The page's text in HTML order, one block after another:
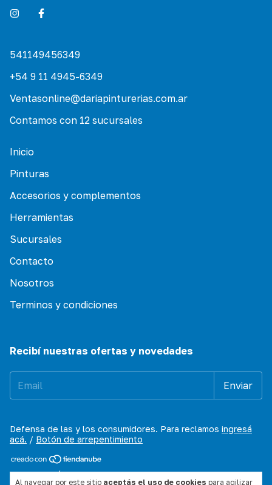
Al navegar por este sitio aceptás el uso de cookies para agilizar
541149456349
+54 9 11 4945-6349
Ventasonline@dariapinturerias.com.ar
Contamos con 12 sucursales
Inicio
Pinturas
Accesorios y complementos
Herramientas
Sucursales
Contacto
Nosotros
Terminos y condiciones
Recibí nuestras ofertas y novedades
Defensa de las y los consumidores. Para reclamos ingresá
acá. / Botón de arrepentimiento
Copyright D´ Aria Pinturerias - 30578821690 - 2026. Todos